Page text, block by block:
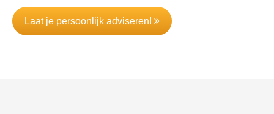
Laat je persoonlijk adviseren!